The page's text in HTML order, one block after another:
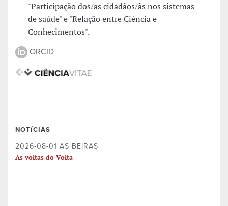
"Participação dos/as cidadãos/ãs nos sistemas
de saúde" e "Relação entre Ciência e
Conhecimentos".
ORCID
NOTÍCIAS
2026-08-01 AS BEIRAS
As voltas do Volta